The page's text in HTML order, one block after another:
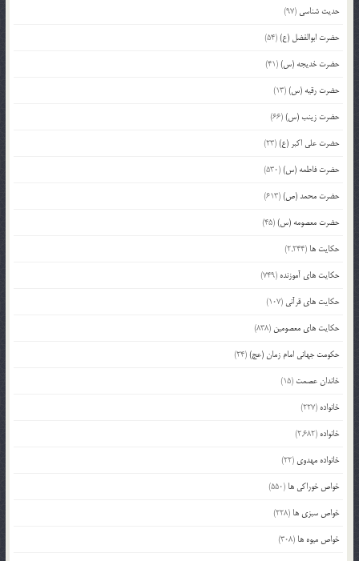
حدیث شناسی (97)
حضرت ابوالفضل (ع)(54)
حضرت خدیجه (س)(41)
حضرت رقیه (س)(13)
حضرت زینب (س)(66)
حضرت علی اکبر (ع)(23)
حضرت فاطمه (س)(530)
حضرت محمد (ص)(613)
حضرت معصومه (س)(45)
حکایت ها (2,244)
حکایت های آموزنده (749)
حکایت های قرآنی (107)
حکایت های معصومین (838)
حکومت جهانی امام زمان (عج)(24)
خاندان عصمت (15)
خانواده (227)
خانواده (2,682)
خانواده مهدوی (22)
خواص خوراکی ها (550)
خواص سبزی ها (228)
خواص میوه ها (308)